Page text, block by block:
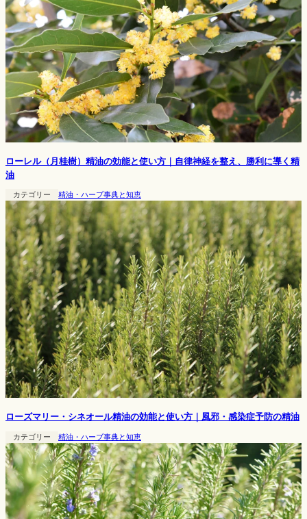
ローレル（月桂樹）精油の効能と使い方｜自律神経を整え、勝利に導く精
油
カテゴリー 精油・ハーブ事典と知恵
ローズマリー・シネオール精油の効能と使い方｜風邪・感染症予防の精油
カテゴリー 精油・ハーブ事典と知恵